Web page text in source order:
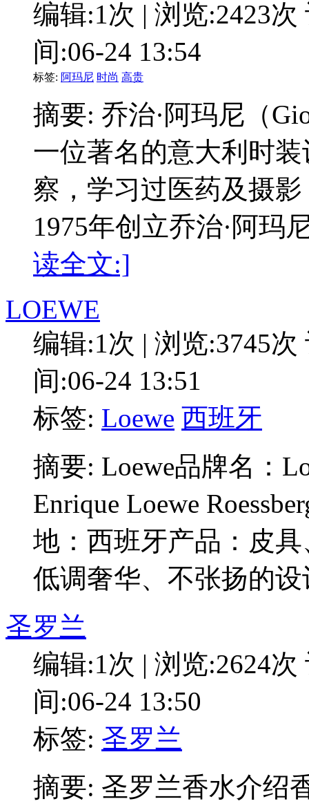
编辑:1次 | 浏览:2423次
间:06-24 13:54
标签: 阿玛尼 时尚 高贵
摘要: 乔治·阿玛尼（
一位著名的意大利时
察，学习过医药及摄
1975年创立乔治·阿玛
读全文:]
LOEWE
编辑:1次 | 浏览:3745次
间:06-24 13:51
标签: Loewe 西班牙
摘要: Loewe品牌名：
Enrique Loewe
地：西班牙产品：皮
低调奢华、不张扬的
圣罗兰
编辑:1次 | 浏览:2624次
间:06-24 13:50
标签: 圣罗兰
摘要: 圣罗兰香水介绍